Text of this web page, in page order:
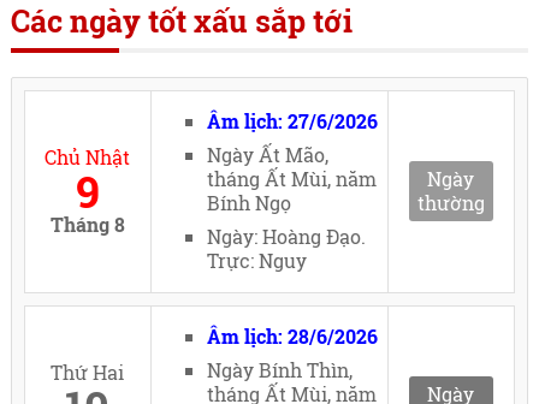
Các ngày tốt xấu sắp tới
Chủ Nhật
9
Tháng 8
Âm lịch: 27/6/2026
Ngày Ất Mão,
tháng Ất Mùi, năm
Bính Ngọ
Ngày: Hoàng Đạo.
Trực: Nguy
Ngày
thường
Thứ Hai
Âm lịch: 28/6/2026
Ngày Bính Thìn,
tháng Ất Mùi, năm
Ngày